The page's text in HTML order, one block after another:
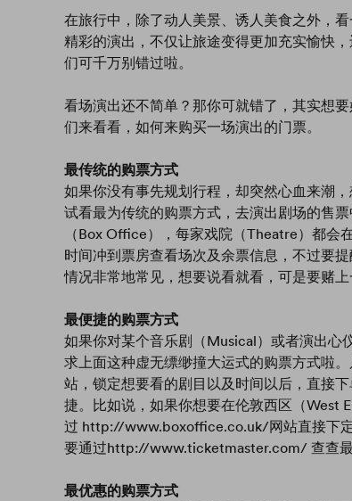
在旅行中，除了动人美景、诱人美食之外，
精彩的演出，不仅让旅途变得更加充实愉快
们可千万别错过啦。
看场演出还不简单？那你可就错了，其实想
们来看看，如何来购买一场演出的门票。
最传统的购票方式
如果你没有事先规划行程，却突然心血来潮
试看最为传统的购票方式，去演出剧场的售
（Box Office），每家戏院（Theatre）都
时间冲到票房查看场次及余票信息，不过要
情况非常地常见，想要说看就看，可是要赌上
最便捷的购票方式
如果你对某个音乐剧（Musical）或者演出心
求上面这种虚无缥缈撞大运式的购票方式啦
站，锁定想要看的剧目以及时间以后，直接
捷。比如说，如果你想要在伦敦西区（West
过 http://www.boxoffice.co.uk/网站直接下
要通过http://www.ticketmaster.com/ 查查
最优惠的购票方式